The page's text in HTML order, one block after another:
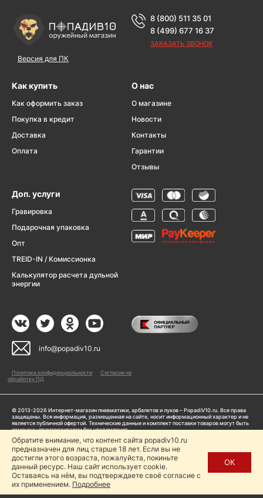
Версия для ПК
8 (800) 511 35 01
8 (499) 677 16 37
ЗАКАЗАТЬ ЗВОНОК
Как купить
Как оформить заказ
Покупка в кредит
Доставка
Оплата
О нас
О магазине
Новости
Контакты
Гарантии
Отзывы
Доп. услуги
Гравировка
Подарочная упаковка
Опт
TREID-IN / Комиссионка
Калькулятор расчета дульной
энергии
info@popadiv10.ru
Политика конфиденциальности
Согласие на
обработку ПД
© 2013-2026 Интернет-магазин пневматики, арбалетов и луков – PopadiV10.ru. Все права
защищены. Вся информация, размещенная на сайте, носит информационный характер и не
является публичной офертой. Технические данные и комплект поставки товаров могут быть
изменены производителем без уведомления
ИП Жарук Александр Сергеевич, ОГРНИП: 314504704200042
Пользуясь сайтом Popadiv10.ru, пользователь автоматически соглашается с условиями,
прописанными в
Политике конфиденциальности
Копирование любой информации (тексты, фото, видео и др.) с сайта Popadiv10 запрещено,
за исключением наличия письменного согласия администрации сайта Popadiv10.
Обратите внимание, что контент сайта popadiv10.ru
предназначен для лиц старше 18 лет. Если вы не
достигли этого возраста, пожалуйста, покиньте
данный ресурс. Наш сайт использует cookie.
Оставаясь на нём, вы подтверждаете своё согласие с
их применением. Подробнее
ОК